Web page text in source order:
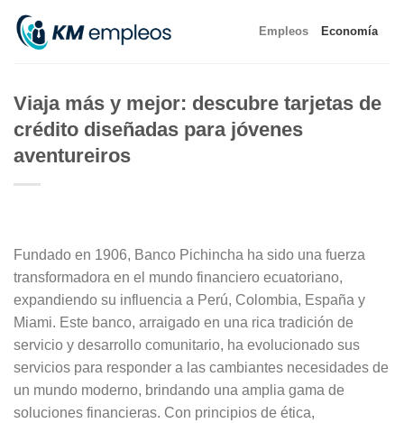
content
Empleos Economía
Viaja más y mejor: descubre tarjetas de
crédito diseñadas para jóvenes
aventureiros
Fundado en 1906, Banco Pichincha ha sido una fuerza
transformadora en el mundo financiero ecuatoriano,
expandiendo su influencia a Perú, Colombia, España y
Miami. Este banco, arraigado en una rica tradición de
servicio y desarrollo comunitario, ha evolucionado sus
servicios para responder a las cambiantes necesidades de
un mundo moderno, brindando una amplia gama de
soluciones financieras. Con principios de ética,